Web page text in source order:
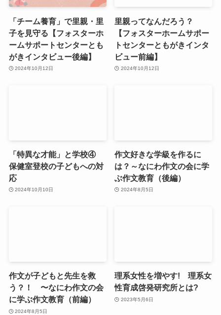
「チーム養育」で里親・里
子を見守る【フォスターホ
ームサポートセンターとも
がきインタビュー後編】
2024年10月12日
里親ってなんだろう？
【フォスターホームサポー
トセンターともがきインタ
ビュー前編】
2024年10月12日
「特異な才能」と学校④
保健室登校の子どもへの対
応
2024年10月10日
作文好きな学級を作るに
は？～なにわ作文の会に学
ぶ作文教育（後編）
2024年8月5日
作文が子どもと先生を救
う？！ 〜なにわ作文の会
に学ぶ作文教育（前編）
2024年8月5日
理系女性を増やす! 理系女
性育成啓発研究所とは?
2023年5月6日